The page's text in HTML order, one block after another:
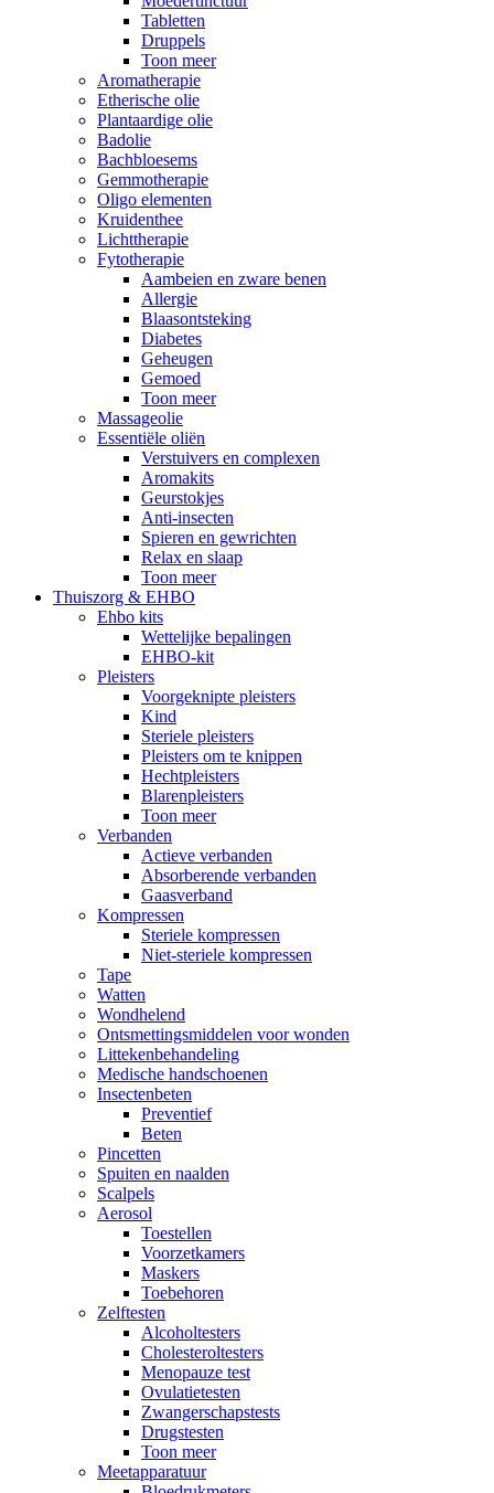
Tabletten
Druppels
Toon meer
Aromatherapie
Etherische olie
Plantaardige olie
Badolie
Bachbloesems
Gemmotherapie
Oligo elementen
Kruidenthee
Lichttherapie
Fytotherapie
Aambeien en zware benen
Allergie
Blaasontsteking
Diabetes
Geheugen
Gemoed
Toon meer
Massageolie
Essentiële oliën
Verstuivers en complexen
Aromakits
Geurstokjes
Anti-insecten
Spieren en gewrichten
Relax en slaap
Toon meer
Thuiszorg & EHBO
Ehbo kits
Wettelijke bepalingen
EHBO-kit
Pleisters
Voorgeknipte pleisters
Kind
Steriele pleisters
Pleisters om te knippen
Hechtpleisters
Blarenpleisters
Toon meer
Verbanden
Actieve verbanden
Absorberende verbanden
Gaasverband
Kompressen
Steriele kompressen
Niet-steriele kompressen
Tape
Watten
Wondhelend
Ontsmettingsmiddelen voor wonden
Littekenbehandeling
Medische handschoenen
Insectenbeten
Preventief
Beten
Pincetten
Spuiten en naalden
Scalpels
Aerosol
Toestellen
Voorzetkamers
Maskers
Toebehoren
Zelftesten
Alcoholtesters
Cholesteroltesters
Menopauze test
Ovulatietesten
Zwangerschapstests
Drugstesten
Toon meer
Meetapparatuur